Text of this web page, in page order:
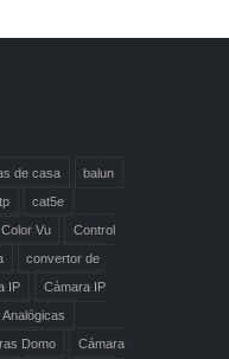
de casa
balun
cat5e
Color Vu
Control
convertor de
IP
Cámara IP
Domo Cámara